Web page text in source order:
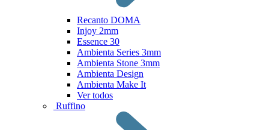
Recanto DOMA
Injoy 2mm
Essence 30
Ambienta Series 3mm
Ambienta Stone 3mm
Ambienta Design
Ambienta Make It
Ver todos
Ruffino